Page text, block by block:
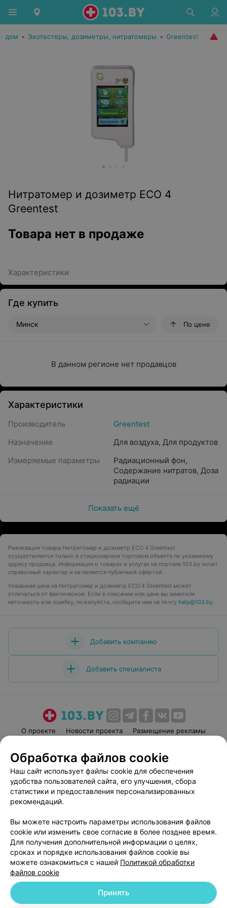
дом • Экотестеры, дозиметры, нитратомеры • Greentest
Нитратомер и дозиметр ECO 4
Greentest
Товара нет в продаже
Характеристики
Где купить
Минск По цене
В данном регионе нет продавцов
Характеристики
Производитель
Greentest
Назначение
Для воздуха, Для продуктов
Измеряемые параметры
Радиационный фон,
Содержание нитратов, Доза
радиации
Показать ещё
Реализация товара Нитратомер и дозиметр ECO 4 Greentest
осуществляется только в стационарном торговом объекте по указанному
адресу продавца. Информация о товарах и услугах на портале 103.by носит
справочный характер и не является публичной офертой.
Указанная цена на Нитратомер и дозиметр ECO 4 Greentest может
отличаться от фактической. Если в описании или цене вы заметили
неточность или ошибку, пожалуйста, сообщите нам на почту help@103.by.
Добавить компанию
Добавить специалиста
О проекте Новости проекта
Размещение рекламы
Пользовательское соглашение
Способы оплаты
Вакансии
Партнеры
Написать руководителю 103.by
Обработка персональных данных
© 2026 ООО «Артокс Лаб», УНП 191700409
| 220012, Республика Беларусь,
Обработка файлов cookie
Наш сайт использует файлы cookie для обеспечения
удобства пользователей сайта, его улучшения, сбора
статистики и предоставления персонализированных
рекомендаций.
Вы можете настроить параметры использования файлов
cookie или изменить свое согласие в более позднее время.
Для получения дополнительной информации о целях,
сроках и порядке использования файлов cookie вы
можете ознакомиться с нашей Политикой обработки
файлов cookie
Принять